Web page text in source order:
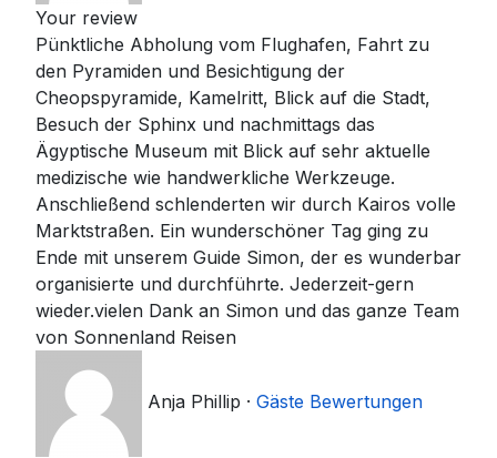
Your review
Pünktliche Abholung vom Flughafen, Fahrt zu
den Pyramiden und Besichtigung der
Cheopspyramide, Kamelritt, Blick auf die Stadt,
Besuch der Sphinx und nachmittags das
Ägyptische Museum mit Blick auf sehr aktuelle
medizische wie handwerkliche Werkzeuge.
Anschließend schlenderten wir durch Kairos volle
Marktstraßen. Ein wunderschöner Tag ging zu
Ende mit unserem Guide Simon, der es wunderbar
organisierte und durchführte. Jederzeit-gern
wieder.vielen Dank an Simon und das ganze Team
von Sonnenland Reisen
Anja Phillip · Gäste Bewertungen